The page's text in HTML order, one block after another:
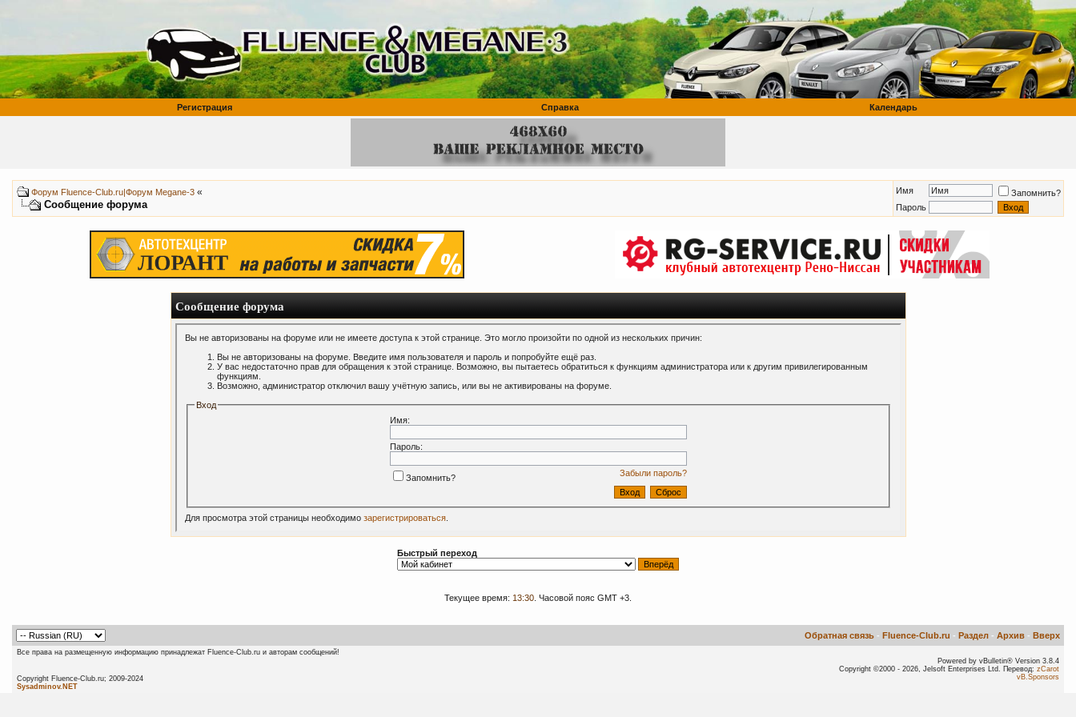
Регистрация Справка Календарь
Форум Fluence-Club.ru|Форум Megane-3 «
Сообщение форума
Имя
Запомнить?
Пароль
Сообщение форума
Вы не авторизованы на форуме или не имеете доступа к этой странице. Это могло произойти по одной из нескольких причин:
Вы не авторизованы на форуме. Введите имя пользователя и пароль и попробуйте ещё раз.
У вас недостаточно прав для обращения к этой странице. Возможно, вы пытаетесь обратиться к функциям администратора или к другим привилегированным
функциям.
Возможно, администратор отключил вашу учётную запись, или вы не активированы на форуме.
Вход
Имя:
Пароль:
Забыли пароль?
Запомнить?
Для просмотра этой страницы необходимо зарегистрироваться.
Быстрый переход
Текущее время: 13:30 . Часовой пояс GMT +3.
Обратная связь - Fluence-Club.ru - Раздел - Архив - Вверх
Все права на размещенную информацию принадлежат Fluence-Club.ru и авторам сообщений!
Copyright Fluence-Club.ru; 2009-2024
Sysadminov.NET
Powered by vBulletin® Version 3.8.4
Copyright ©2000 - 2026, Jelsoft Enterprises Ltd. Перевод: zCarot
vB.Sponsors